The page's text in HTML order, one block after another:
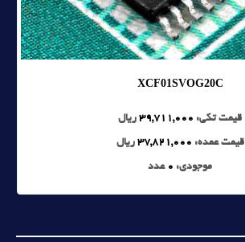
XCF01SVOG20C
قیمت تکی: 39,711,000 ریال
قیمت عمده: 37,821,000 ریال
موجودی: 0 عدد